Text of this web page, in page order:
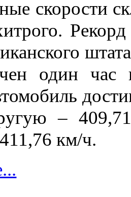
скорости
один
–
км/ч.